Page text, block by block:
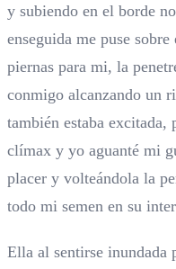
y subiendo en el borde
enseguida me puse
piernas para mi, la
conmigo alcanzando un
también estaba
clímax y yo aguanté mi
placer y volteándola la
todo mi semen en su
Ella al sentirse inundada